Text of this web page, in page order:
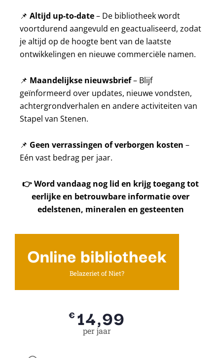
📌 Altijd up-to-date– De bibliotheek wordt
voortdurend aangevuld en geactualiseerd, zodat
je altijd op de hoogte bent van de laatste
ontwikkelingen en nieuwe commerciële namen.
📌 Maandelijkse nieuwsbrief– Blijf
geïnformeerd over updates, nieuwe vondsten,
achtergrondverhalen en andere activiteiten van
Stapel van Stenen.
📌 Geen verrassingen of verborgen kosten –
Eén vast bedrag per jaar.
👉Word vandaag nog lid en krijg toegang tot
eerlijke en betrouwbare informatie over
edelstenen, mineralen en gesteenten
Online bibliotheek
Belazeriet of Niet?
€ 14,99
per jaar